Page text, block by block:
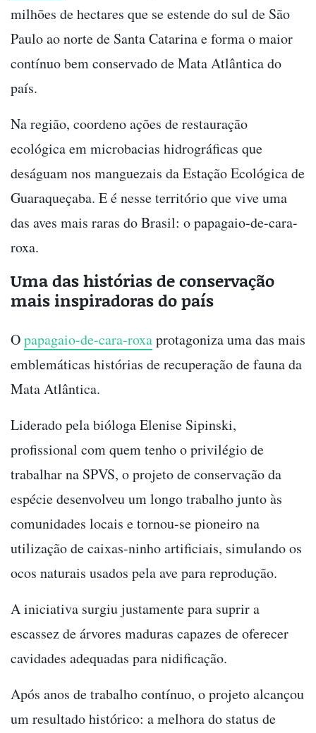
milhões de hectares que se estende do sul de São
Paulo ao norte de Santa Catarina e forma o maior
contínuo bem conservado de Mata Atlântica do
país.
Na região, coordeno ações de restauração
ecológica em microbacias hidrográficas que
deságuam nos manguezais da Estação Ecológica de
Guaraqueçaba. E é nesse território que vive uma
das aves mais raras do Brasil: o papagaio-de-cara-
roxa.
Uma das histórias de conservação
mais inspiradoras do país
Opapagaio-de-cara-roxaprotagoniza uma das mais
emblemáticas histórias de recuperação de fauna da
Mata Atlântica.
Liderado pela bióloga Elenise Sipinski,
profissional com quem tenho o privilégio de
trabalhar na SPVS, o projeto de conservação da
espécie desenvolveu um longo trabalho junto às
comunidades locais e tornou-se pioneiro na
utilização de caixas-ninho artificiais, simulando os
ocos naturais usados pela ave para reprodução.
A iniciativa surgiu justamente para suprir a
escassez de árvores maduras capazes de oferecer
cavidades adequadas para nidificação.
Após anos de trabalho contínuo, o projeto alcançou
um resultado histórico: a melhora do status de